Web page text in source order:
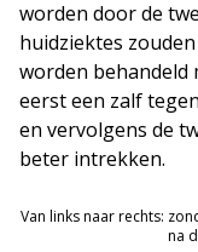
worden door de
huidziektes
worden behandeld
eerst een zalf
en vervolgens de
beter intrekken.
Van links naar rechts:
na